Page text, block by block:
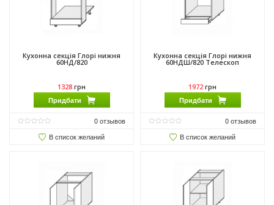
Кухонна секція Глорі нижня
60НД/820
1328 грн
Придбати
0отзывов
В список желаний
Кухонна секція Глорі нижня
60НДШ/820 Телескоп
1972 грн
Придбати
0отзывов
В список желаний